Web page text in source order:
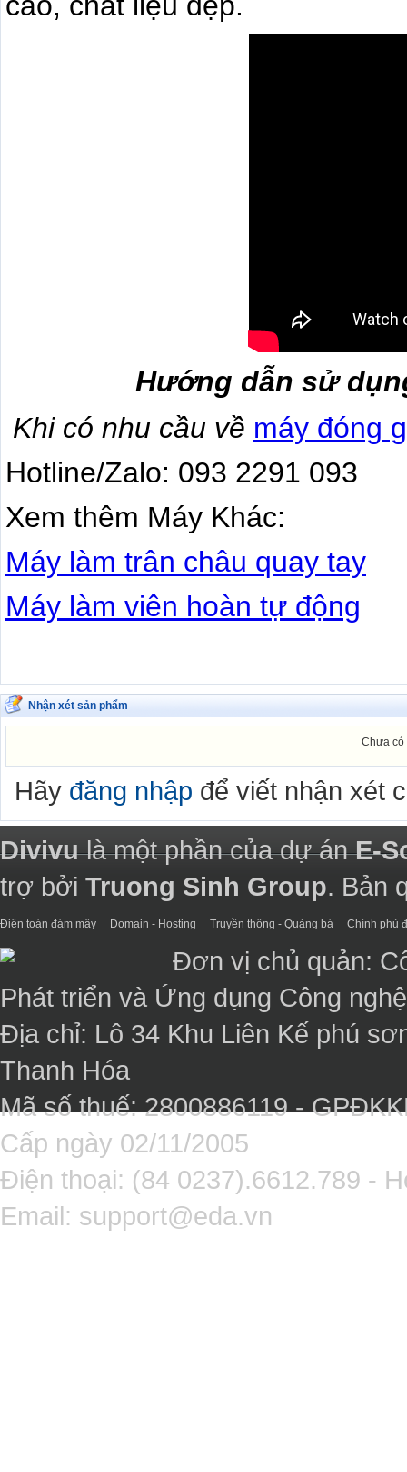
Hướng dẫn sử
Khi có nhu cầu về máy đóng
Hotline/Zalo: 093 2291 093
Xem thêm Máy Khác:
Máy làm trân châu quay tay
Máy làm viên hoàn tự động
Nhận xét sản phẩm
Chưa có
Hãy đăng nhập để viết nhận xét
Divivulà một phần của dự ánE-
trợ bởi Truong Sinh Group. Bản
Điện toán đám mây Domain - Hosting Truyền thông - Quảng bá Chính phủ
Đơn vị chủ quản:
Phát triển và Ứng dụng Công
Địa chỉ: Lô 34 Khu Liên Kế phú
Thanh Hóa
Mã số thuế: 2800886119 -
Cấp ngày 02/11/2005
Điện thoại: (84 0237).6612.789 -
Email: support@eda.vn